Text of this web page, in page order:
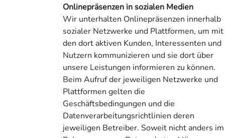
Onlinepräsenzen in sozialen Medien
Wir unterhalten Onlinepräsenzen innerhalb
sozialer Netzwerke und Plattformen, um mit
den dort aktiven Kunden, Interessenten und
Nutzern kommunizieren und sie dort über
unsere Leistungen informieren zu können.
Beim Aufruf der jeweiligen Netzwerke und
Plattformen gelten die
Geschäftsbedingungen und die
Datenverarbeitungsrichtlinien deren
jeweiligen Betreiber. Soweit nicht anders im